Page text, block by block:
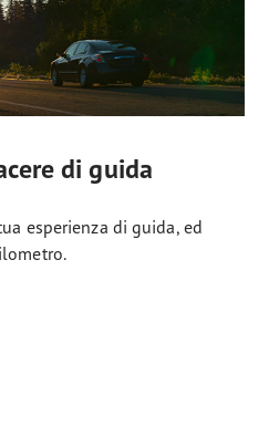
di guida
esperienza di guida, ed